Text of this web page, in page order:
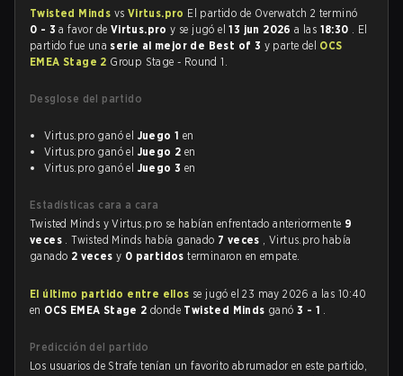
Twisted Minds vs Virtus.pro El partido de Overwatch 2 terminó
0 - 3 a favor de Virtus.proy se jugó el13 jun 2026a las 18:30 . El
partido fue una serie al mejor de Best of 3 y parte del OCS
EMEA Stage 2 Group Stage - Round 1.
Desglose del partido
Virtus.pro ganó el Juego 1 en
Virtus.pro ganó el Juego 2 en
Virtus.pro ganó el Juego 3 en
Estadísticas cara a cara
Twisted Minds y Virtus.pro se habían enfrentado anteriormente 9
veces . Twisted Minds había ganado 7 veces , Virtus.pro había
ganado 2 vecesy 0 partidosterminaron en empate.
El último partido entre ellos se jugó el 23 may 2026 a las 10:40
en OCS EMEA Stage 2donde Twisted Minds ganó3 - 1 .
Predicción del partido
Los usuarios de Strafe tenían un favorito abrumador en este partido,